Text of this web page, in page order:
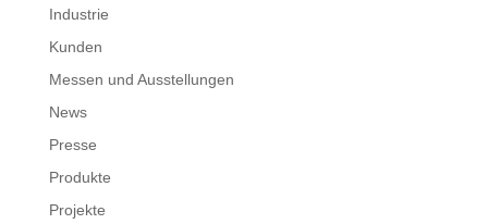
Industrie
Kunden
Messen und Ausstellungen
News
Presse
Produkte
Projekte